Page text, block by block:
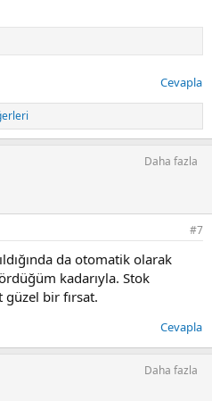
Cevapla
Daha fazla
#7
da otomatik olarak
kadarıyla. Stok
bir fırsat.
Cevapla
Daha fazla